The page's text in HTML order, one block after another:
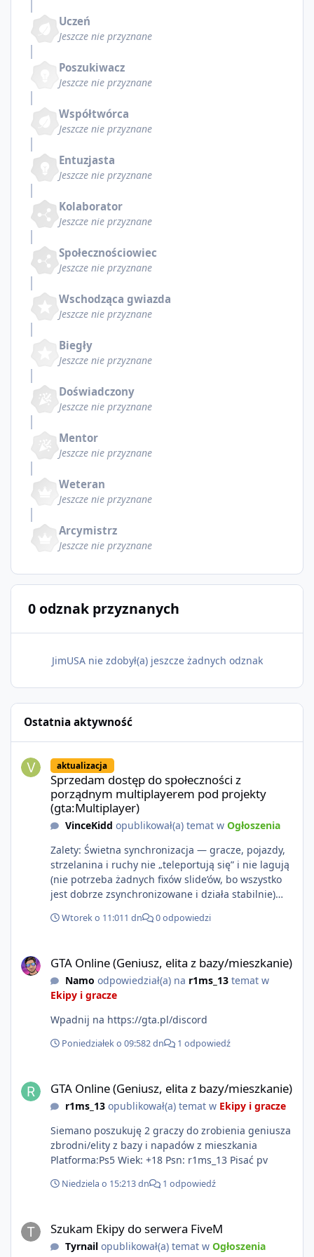
Uczeń
Jeszcze nie przyznane
Poszukiwacz
Jeszcze nie przyznane
Współtwórca
Jeszcze nie przyznane
Entuzjasta
Jeszcze nie przyznane
Kolaborator
Jeszcze nie przyznane
Społecznościowiec
Jeszcze nie przyznane
Wschodząca gwiazda
Jeszcze nie przyznane
Biegły
Jeszcze nie przyznane
Doświadczony
Jeszcze nie przyznane
Mentor
Jeszcze nie przyznane
Weteran
Jeszcze nie przyznane
Arcymistrz
Jeszcze nie przyznane
0 odznak przyznanych
JimUSA nie zdobył(a) jeszcze żadnych odznak
Ostatnia aktywność
aktualizacja
Sprzedam dostęp do społeczności z
porządnym multiplayerem pod projekty
(gta:Multiplayer)
VinceKidd opublikował(a) temat w Ogłoszenia
Zalety: Świetna synchronizacja — gracze, pojazdy,
strzelanina i ruchy nie „teleportują się” i nie lagują
(nie potrzeba żadnych fixów slide’ów, bo wszystko
jest dobrze zsynchronizowane i działa stabilnie)
poziomie multiplayera Wygodne pisanie własnych
Kontakt: Discord — vincekidd Telegram —
xvincekidd Wideo demonstracyjne:
https://youtu.be/8IrdoG8iFz4
Wtorek o 11:011 dn 0 odpowiedzi
GTA Online (Geniusz, elita z bazy/mieszkanie)
Namo odpowiedział(a) na r1ms_13temat w
Ekipy i gracze
Wpadnij na https://gta.pl/discord
Poniedziałek o 09:582 dn 1 odpowiedź
GTA Online (Geniusz, elita z bazy/mieszkanie)
r1ms_13opublikował(a) temat w Ekipy i gracze
Siemano poszukuję 2 graczy do zrobienia geniusza
zbrodni/elity z bazy i napadów z mieszkania
Platforma:Ps5 Wiek: +18 Psn: r1ms_13 Pisać pv
Niedziela o 15:213 dn 1 odpowiedź
Szukam Ekipy do serwera FiveM
Tyrnailopublikował(a) temat w Ogłoszenia